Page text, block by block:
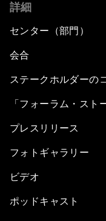
詳細
センター（部門）
会合
ステークホルダーの
「フォーラム・スト
プレスリリース
フォトギャラリー
ビデオ
ポッドキャスト